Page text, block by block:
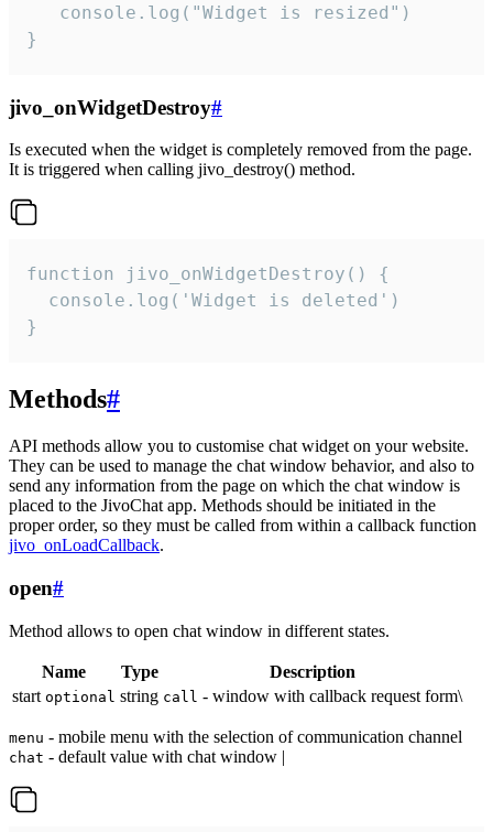
   console.log("Widget is resized")
}
jivo_onWidgetDestroy#
Is executed when the widget is completely removed from the page.
It is triggered when calling jivo_destroy() method.
function jivo_onWidgetDestroy() {
  console.log('Widget is deleted')
}
Methods#
API methods allow you to customise chat widget on your website.
They can be used to manage the chat window behavior, and also to
send any information from the page on which the chat window is
placed to the JivoChat app. Methods should be initiated in the
proper order, so they must be called from within a callback function
jivo_onLoadCallback.
open#
Method allows to open chat window in different states.
Name Type
Description
start optional string call - window with callback request form\
menu - mobile menu with the selection of communication channel
chat - default value with chat window |